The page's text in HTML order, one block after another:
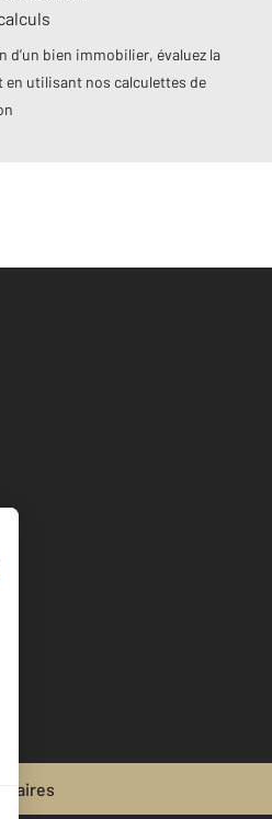
d’un bien immobilier, évaluez la
utilisant nos calculettes de